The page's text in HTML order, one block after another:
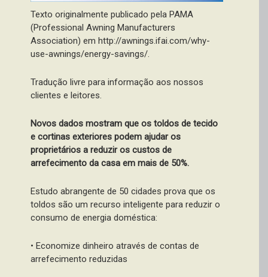
Texto originalmente publicado pela PAMA
(Professional Awning Manufacturers
Association) em http://awnings.ifai.com/why-
use-awnings/energy-savings/.
Tradução livre para informação aos nossos
clientes e leitores.
Novos dados mostram que os toldos de tecido
e cortinas exteriores podem ajudar os
proprietários a reduzir os custos de
arrefecimento da casa em mais de 50%.
Estudo abrangente de 50 cidades prova que os
toldos são um recurso inteligente para reduzir o
consumo de energia doméstica:
• Economize dinheiro através de contas de
arrefecimento reduzidas